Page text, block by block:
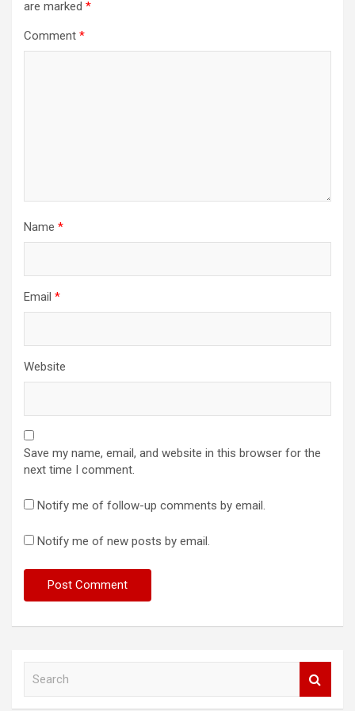
are marked *
Comment *
Name *
Email *
Website
Save my name, email, and website in this browser for the
next time I comment.
Notify me of follow-up comments by email.
Notify me of new posts by email.